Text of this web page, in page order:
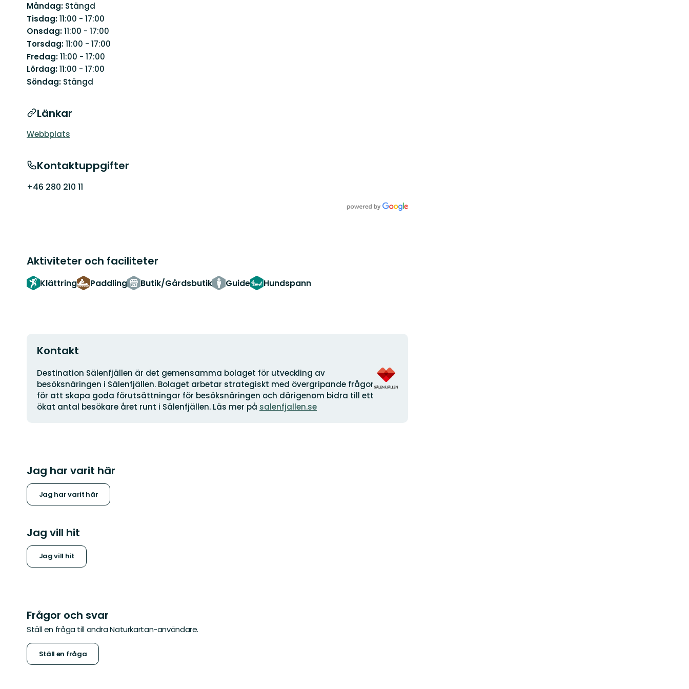
Måndag: Stängd
Tisdag:11:00 - 17:00
Onsdag:11:00 - 17:00
Torsdag:11:00 - 17:00
Fredag:11:00 - 17:00
Lördag:11:00 - 17:00
Söndag: Stängd
Länkar
Webbplats
Kontaktuppgifter
+46 280 210 11
Aktiviteter och faciliteter
Klättring Paddling Butik/Gårdsbutik Guide Hundspann
Kontakt
Adress
Destination Sälenfjällen är det gemensamma bolaget för utveckling av
besöksnäringen i Sälenfjällen. Bolaget arbetar strategiskt med övergripande frågor
för att skapa goda förutsättningar för besöksnäringen och därigenom bidra till ett
ökat antal besökare året runt i Sälenfjällen. Läs mer på salenfjallen.se
Organisationens
logotyp
Jag har varit här
Jag har varit här
Jag vill hit
Jag vill hit
Frågor och svar
Ställ en fråga till andra Naturkartan-användare.
Ställ en fråga